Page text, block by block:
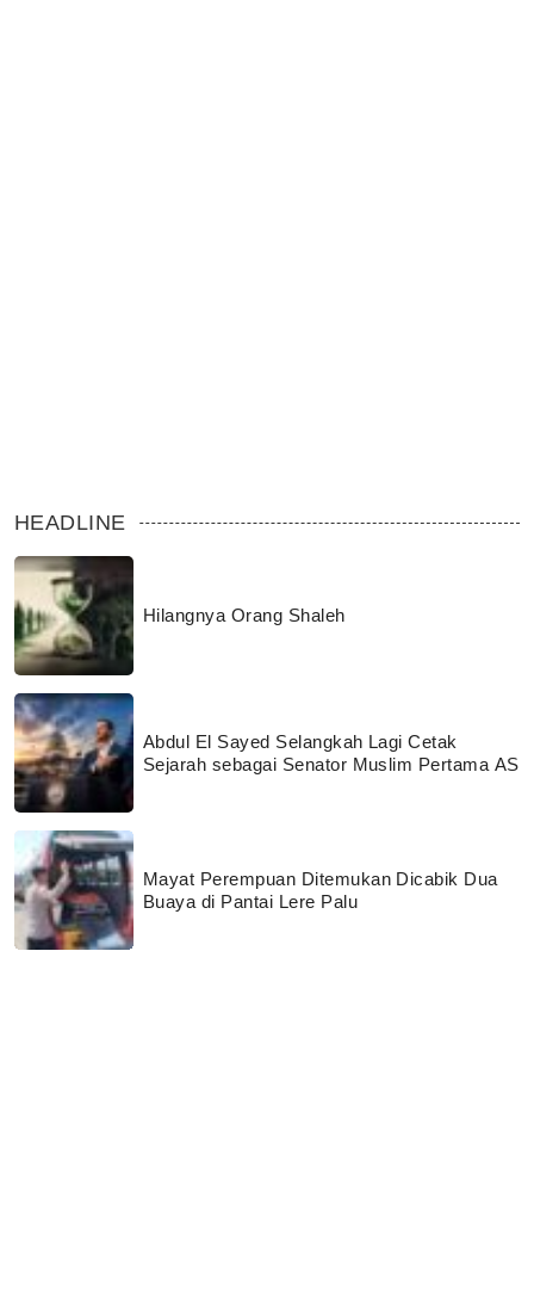
HEADLINE
Hilangnya Orang Shaleh
Abdul El Sayed Selangkah Lagi Cetak
Sejarah sebagai Senator Muslim Pertama AS
Mayat Perempuan Ditemukan Dicabik Dua
Buaya di Pantai Lere Palu